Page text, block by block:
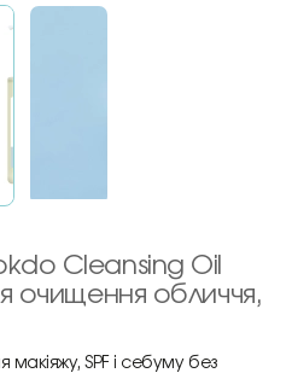
Cleansing Oil
очищення обличчя,
макіяжу, SPF і себуму без